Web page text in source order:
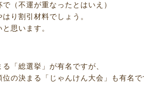
（不運が重なったとはいえ）
り割引材料でしょう。
思います。
「総選挙」が有名ですが、
の決まる「じゃんけん大会」も有名